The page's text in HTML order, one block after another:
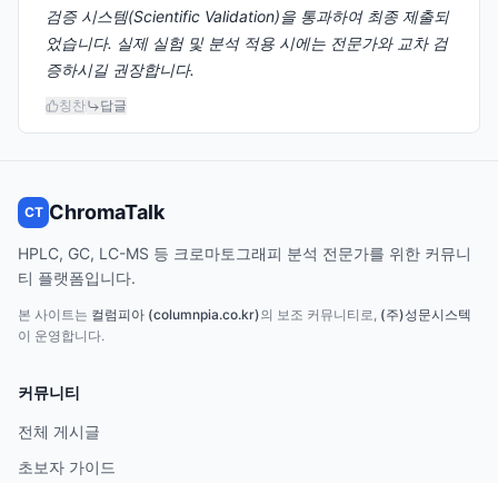
검증 시스템(Scientific Validation)을 통과하여 최종 제출되
었습니다. 실제 실험 및 분석 적용 시에는 전문가와 교차 검
증하시길 권장합니다.
칭찬 답글
CT ChromaTalk
HPLC, GC, LC-MS 등 크로마토그래피 분석 전문가를 위한 커뮤니
티 플랫폼입니다.
본 사이트는 컬럼피아 (columnpia.co.kr)의 보조 커뮤니티로, (주)성문시스텍
이 운영합니다.
커뮤니티
전체 게시글
초보자 가이드